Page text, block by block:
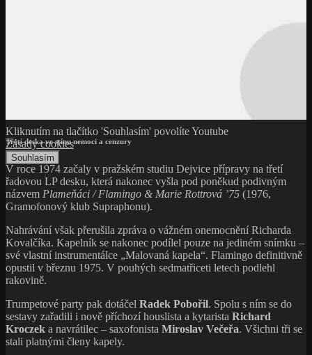
Kliknutím na tlačítko 'Souhlasím' povolíte Youtube
Zásady cookies
Souhlasím
Třetí deska ve stínu nemoci a cenzury
V roce 1974 začaly v pražském studiu Dejvice přípravy na třetí
řadovou LP desku, která nakonec vyšla pod poněkud podivným
názvem Plameňáci / Flamingo & Marie Rottrová ’75 (1976,
Gramofonový klub Supraphonu).
Nahrávání však přerušila zpráva o vážném onemocnění Richarda
Kovalčíka. Kapelník se nakonec podílel pouze na jediném snímku –
své vlastní instrumentálce „Malovaná kapela“. Flamingo definitivně
opustil v březnu 1975. V pouhých sedmatřiceti letech podlehl
rakovině.
Trumpetové party pak dotáčel Radek Pobořil. Spolu s ním se do
sestavy zařadili i nově příchozí houslista a kytarista Richard
Kroczek a navrátilec – saxofonista Miroslav Večeřa. Všichni tři se
stali platnými členy kapely.